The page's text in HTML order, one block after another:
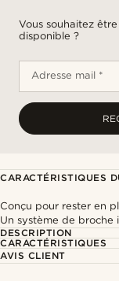
Vous souhaitez
disponible ?
Adresse mail *
CARACTÉRISTIQUES
Conçu pour rester en
Un système de
DESCRIPTION
CARACTÉRISTIQUES
AVIS CLIENT